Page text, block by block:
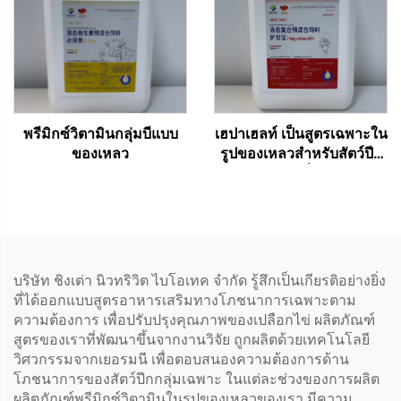
พรีมิกซ์วิตามินกลุ่มบีแบบ
ของเหลว
เฮปาเฮลท์ เป็นสูตรเฉพาะใน
รูปของเหลวสำหรับสัตว์ปีก
ความผิดปกติของตับและ
ไต...
บริษัท ชิงเต่า นิวทริวิต ไบโอเทค จำกัด รู้สึกเป็นเกียรติอย่างยิ่ง
ที่ได้ออกแบบสูตรอาหารเสริมทางโภชนาการเฉพาะตาม
ความต้องการ เพื่อปรับปรุงคุณภาพของเปลือกไข่ ผลิตภัณฑ์
สูตรของเราที่พัฒนาขึ้นจากงานวิจัย ถูกผลิตด้วยเทคโนโลยี
วิศวกรรมจากเยอรมนี เพื่อตอบสนองความต้องการด้าน
โภชนาการของสัตว์ปีกกลุ่มเฉพาะ ในแต่ละช่วงของการผลิต